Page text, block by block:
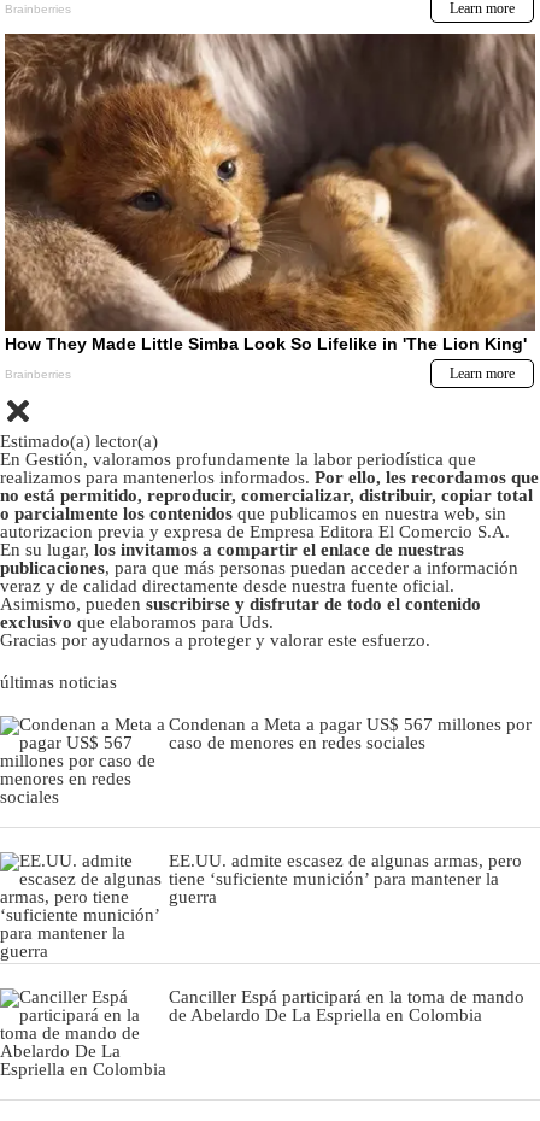
Estimado(a) lector(a)
En Gestión, valoramos profundamente la labor periodística que
realizamos para mantenerlos informados. Por ello, les recordamos que
no está permitido, reproducir, comercializar, distribuir, copiar total
o parcialmente los contenidos que publicamos en nuestra web, sin
autorizacion previa y expresa de Empresa Editora El Comercio S.A.
En su lugar, los invitamos a compartir el enlace de nuestras
publicaciones, para que más personas puedan acceder a información
veraz y de calidad directamente desde nuestra fuente oficial.
Asimismo, pueden suscribirse y disfrutar de todo el contenido
exclusivo que elaboramos para Uds.
Gracias por ayudarnos a proteger y valorar este esfuerzo.
últimas noticias
Condenan a Meta a pagar US$ 567 millones por
caso de menores en redes sociales
EE.UU. admite escasez de algunas armas, pero
tiene ‘suficiente munición’ para mantener la
guerra
Canciller Espá participará en la toma de mando
de Abelardo De La Espriella en Colombia